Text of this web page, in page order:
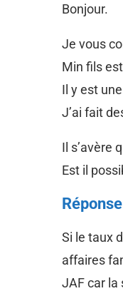
Bonjour.
Je vous
Min fils
Il y est
J’ai fait
Il s’avère
Est il
Réponse
Si le taux
affaires
JAF car la